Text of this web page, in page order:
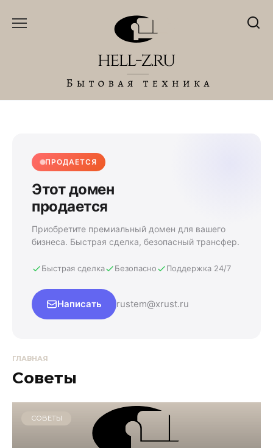
ПРОДАЕТСЯ
Этот домен
продается
Приобретите премиальный домен для вашего
бизнеса. Быстрая сделка, безопасный трансфер.
Быстрая сделка Безопасно Поддержка 24/7
Написать rustem@xrust.ru
ГЛАВНАЯ
Советы
СОВЕТЫ